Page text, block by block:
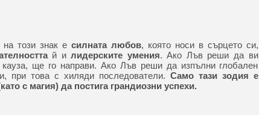
на този знак е силната любов, която носи в сърцето си,
й илидерските умения. Ако Лъв реши да ви
кауза, ще го направи. Ако Лъв реши да изпълни глобален
при това с хиляди последователи. Само тази зодия е
с магия) да постига грандиозни успехи.